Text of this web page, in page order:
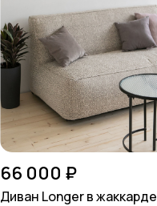
66 000 ₽
Диван Longer в жаккарде